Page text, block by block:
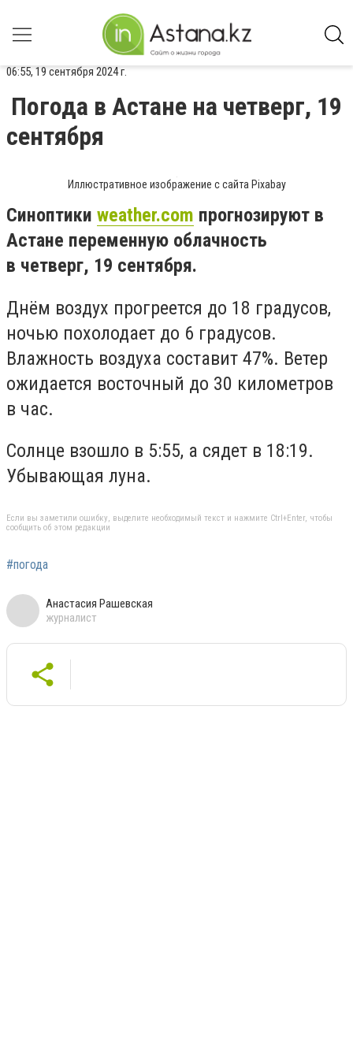
06:55, 19 сентября 2024 г.
Погода в Астане на четверг, 19
сентября
Иллюстративное изображение с сайта Pixabay
Синоптики weather.com прогнозируют в
Астане переменную облачность
в четверг, 19 сентября.
Днём воздух прогреется до 18 градусов,
ночью похолодает до 6 градусов.
Влажность воздуха составит 47%. Ветер
ожидается восточный до 30 километров
в час.
Солнце взошло в 5:55, а сядет в 18:19.
Убывающая луна.
Если вы заметили ошибку, выделите необходимый текст и нажмите Ctrl+Enter, чтобы
сообщить об этом редакции
#погода
Анастасия Рашевская
журналист